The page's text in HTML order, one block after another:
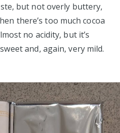
but not overly buttery,
there’s too much cocoa
no acidity, but it’s
and, again, very mild.